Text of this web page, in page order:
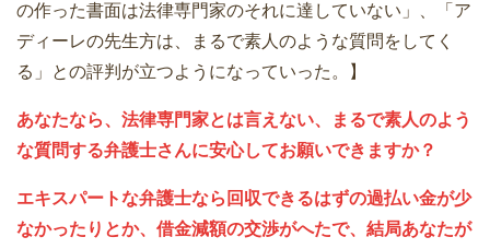
の作った書面は法律専門家のそれに達していない」、「ア
ディーレの先生方は、まるで素人のような質問をしてく
る」との評判が立つようになっていった。】
あなたなら、法律専門家とは言えない、まるで素人のよう
な質問する弁護士さんに安心してお願いできますか？
エキスパートな弁護士なら回収できるはずの過払い金が少
なかったりとか、借金減額の交渉がへたで、結局あなたが